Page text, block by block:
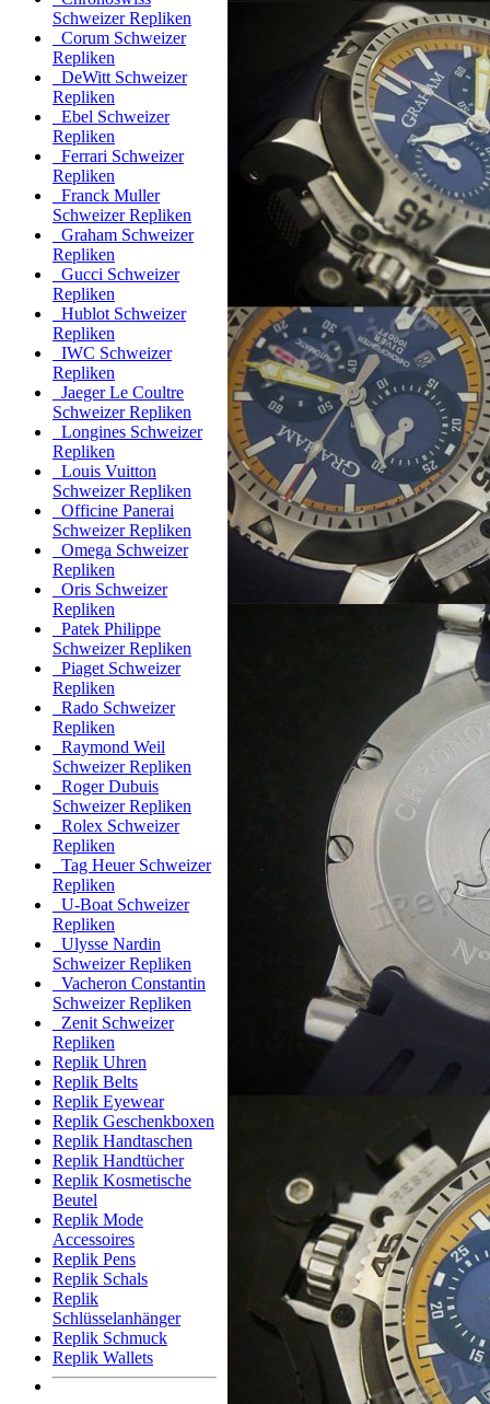
Schweizer Repliken
Corum Schweizer
Repliken
DeWitt Schweizer
Repliken
Ebel Schweizer
Repliken
Ferrari Schweizer
Repliken
Franck Muller
Schweizer Repliken
Graham Schweizer
Repliken
Gucci Schweizer
Repliken
Hublot Schweizer
Repliken
IWC Schweizer
Repliken
Jaeger Le Coultre
Schweizer Repliken
Longines Schweizer
Repliken
Louis Vuitton
Schweizer Repliken
Officine Panerai
Schweizer Repliken
Omega Schweizer
Repliken
Oris Schweizer
Repliken
Patek Philippe
Schweizer Repliken
Piaget Schweizer
Repliken
Rado Schweizer
Repliken
Raymond Weil
Schweizer Repliken
Roger Dubuis
Schweizer Repliken
Rolex Schweizer
Repliken
Tag Heuer Schweizer
Repliken
U-Boat Schweizer
Repliken
Ulysse Nardin
Schweizer Repliken
Vacheron Constantin
Schweizer Repliken
Zenit Schweizer
Repliken
Replik Uhren
Replik Belts
Replik Eyewear
Replik Geschenkboxen
Replik Handtaschen
Replik Handtücher
Replik Kosmetische
Beutel
Replik Mode
Accessoires
Replik Pens
Replik Schals
Replik
Schlüsselanhänger
Replik Schmuck
Replik Wallets